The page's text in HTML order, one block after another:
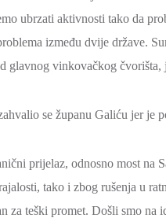
ubrzati aktivnosti tako da
između dvije države.
glavnog vinkovačkog čvorišta,
se županu Galiću jer je
prijelaz, odnosno most
tako i zbog rušenja u
za teški promet. Došli smo na